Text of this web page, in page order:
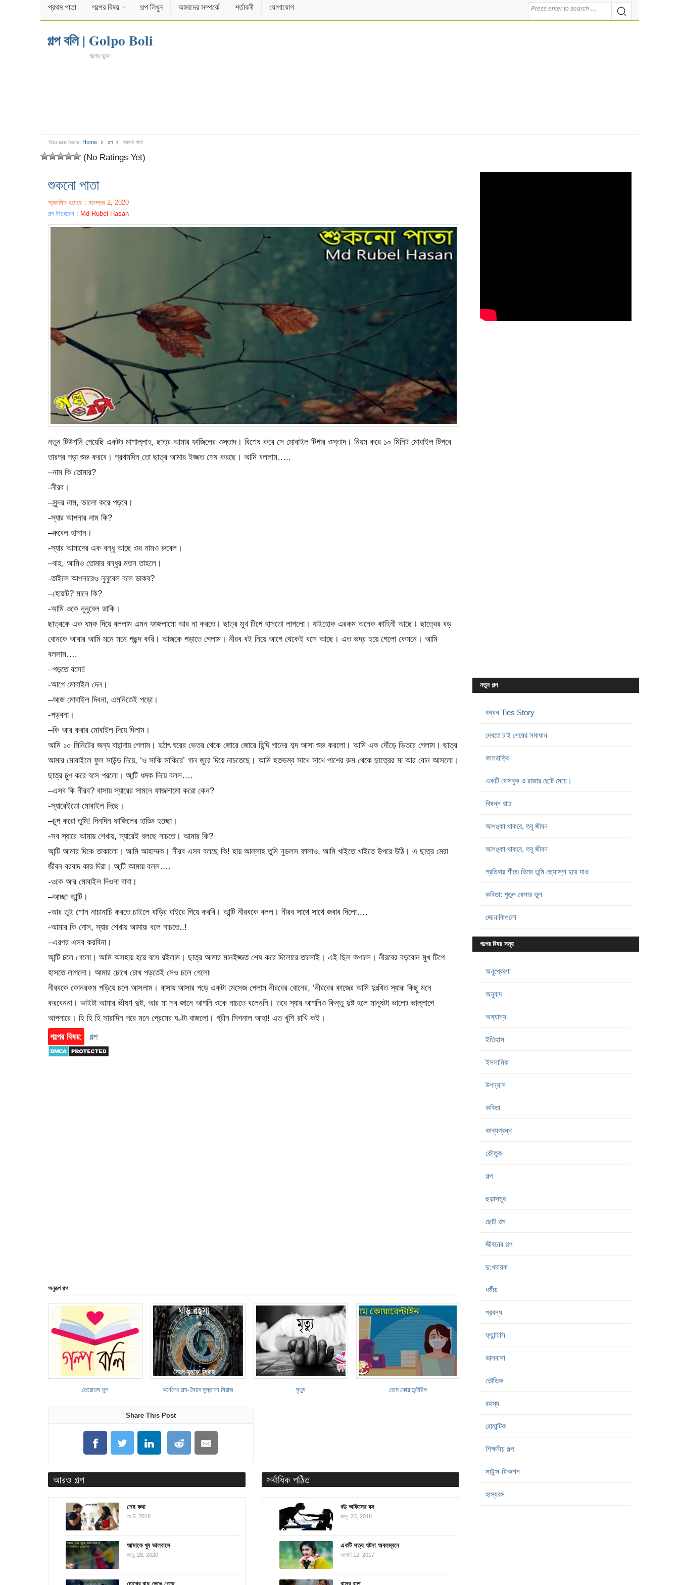
প্রথম পাতা গল্পের বিষয় গল্প লিখুন আমাদের সম্পর্কে শর্তাবলী যোগাযোগ
গল্প বলি | Golpo Boli
গল্পের ভুবন
You are here: Home গল্প শুকনো পাতা
(No Ratings Yet)
শুকনো পাতা
প্রকাশিত হয়েছে : নভেম্বর 2, 2020
গল্প লিখেছেন : Md Rubel Hasan
নতুন টিউশনি পেয়েছি একটা৷ মাশাল্লাহ, ছাত্র আমার ফাজিলের ওস্তাদ। বিশেষ করে সে মোবাইল টিপার ওস্তাদ। নিয়ম করে ১০ মিনিট মোবাইল টিপবে
তারপর পড়া শুরু করবে। প্রথমদিন তো ছাত্র আমার ইজ্জত শেষ করছে। আমি বললাম…..
–নাম কি তোমার?
-নীরব।
–সুন্দর নাম, ভালো করে পড়বে।
-স্যার আপনার নাম কি?
–রুবেল হাসান।
-স্যার আমাদের এক বন্ধু আছে ওর নামও রুবেল।
–বাহ, আমিও তোমার বন্ধুর মতন তাহলে।
-তাইলে আপনারেও নুনুবেল বলে ডাকব?
–হোয়াট? মানে কি?
-আমি ওকে নুনুবেল ডাকি।
ছাত্রকে এক ধমক দিয়ে বললাম এমন ফাজলামো আর না করতে। ছাত্র মুখ টিপে হাসতো লাগলো। যাইহোক এরকম অনেক কাহিনী আছে। ছাত্রের বড়
বোনকে আবার আমি মনে মনে পছন্দ করি। আজকে পড়াতে গেলাম। নীরব বই নিয়ে আগে থেকেই বসে আছে। এত ভদ্র হয়ে গেলো কেমনে। আমি
বললাম….
–পড়তে বসো!
-আগে মোবাইল দেন।
–আজ মোবাইল দিবনা, এমনিতেই পড়ো।
-পড়বনা।
–কি আর করার মোবাইল দিয়ে দিলাম।
আমি ১০ মিনিটের জন্য বারান্দায় গেলাম। হঠাৎ ঘরের ভেতর থেকে জোরে জোরে হিন্দি গানের শব্দ আসা শুরু করলো। আমি এক দৌঁড়ে ভিতরে গেলাম। ছাত্র
আমার মোবাইলে ফুল সাউন্ড দিয়ে, ‘ও সাকি সাকিরে’ গান জুরে দিয়ে নাচতেছে। আমি হতভম্ব সাথে সাথে পাশের রুম থেকে ছাত্রের মা আর বোন আসলো।
ছাত্র চুপ করে বসে পরলো। আন্টি ধমক দিয়ে বলল….
–এসব কি নীরব? বাসায় স্যারের সামনে ফাজলামো করো কেন?
-স্যারেইতো মোবাইল দিছে।
–চুপ করো তুমি! দিনদিন ফাজিলের হাড্ডি হচ্ছো।
-সব স্যারে আমায় শেখায়, স্যারেই বলছে নাচতে। আমার কি?
আন্টি আমার দিকে তাকালো। আমি আহাম্মক। নীরব এসব বলছে কি! হায় আল্লাহ তুমি নুডলস ফালাও, আমি খাইতে খাইতে উপরে উঠি। এ ছাত্র মেরা
জীবন বরবাদ কার দিয়া। আন্টি আমায় বলল….
-ওকে আর মোবাইল দিওনা বাবা।
–আচ্ছা আন্টি।
-আর তুই শোন নাচানাচি করতে চাইলে বাড়ির বাইরে গিয়ে করবি। আন্টি নীরবকে বলল। নীরব সাথে সাথে জবাব দিলো….
-আমার কি দোস, স্যার শেখায় আমায়৷ বলে নাচতে..!
–এরপর এসব করবিনা।
আন্টি চলে গেলো। আমি অসহায় হয়ে বসে রইলাম। ছাত্র আমার মানইজ্জত শেষ করে দিলোরে তালোই। এই ছিল কপালে। নীরবের বড়বোন মুখ টিপে
হাসতে লাগলো। আমার চোখে চোখ পড়তেই সেও চলে গেলো৷
নীরবকে কোনরকম পড়িয়ে চলে আসলাম। বাসায় আসার পড়ে একটা মেসেজ পেলাম নীরবের বোনের, ‘নীরবের কাজের আমি দুঃখিত স্যার৷ কিছু মনে
করবেননা। ভাইটা আমার ভীষণ দুষ্ট, আর মা সব জানে আপনি ওকে নাচতে বলেননি। তবে স্যার আপনিও কিন্তু দুষ্ট হলে মানুষটা ভালো৷ ভাল্লাগে
আপনারে। হি হি হি সারাদিন পরে মনে প্রেমের ঘণ্টা বাজলো। গ্রীন সিগনাল আহা! এত খুশি রাখি কই।
গল্পের বিষয়:
গল্প
অনুরূপ গল্প
তেরোতম ভুল কর্নেলের গল্প- সৈয়দ মুস্তাফা সিরাজ মৃত্যু হোম কোয়ারেন্টাইন
Share This Post
আরও গল্প
শেষ কথা
মে 5, 2018
আমাকে খুব ভালবাসে
জানু. 28, 2020
সর্বাধিক পঠিত
বউ অফিসের বস
জানু. 23, 2018
একটি সত্য ঘটনা অবলম্বনে
আগস্ট 12, 2017
নতুন গল্প
বন্ধন Ties Story
দেখতে চাই শেষের সমাধান
কালরাত্রি
একটি ফেসবুক ও রাজার ছোট মেয়ে।
বিষন্ন রাত
আশঙ্কা থাকবে, তবু জীবন
আশঙ্কা থাকবে, তবু জীবন
প্রতিবার শীতে ভিজে তুমি জ্যোস্না হয়ে যাও
কবিতা: পুতুল খেলার ভুল
জোনাকিগুলো
গল্পের বিষয় সমূহ
অনুপ্রেরণা
অনুবাদ
অন্যান্য
ইতিহাস
ইসলামিক
উপন্যাস
কবিতা
কাব্যগ্রন্থ
কৌতুক
গল্প
ছড়াসমূহ
ছোট গল্প
জীবনের গল্প
দু:খদায়ক
ধর্মীয়
প্রবন্ধ
ফ্যান্টাসি
ভালবাসা
ভৌতিক
রহস্য
রোমান্টিক
শিক্ষনীয় গল্প
সাইন্স-ফিকশন
হাস্যরস